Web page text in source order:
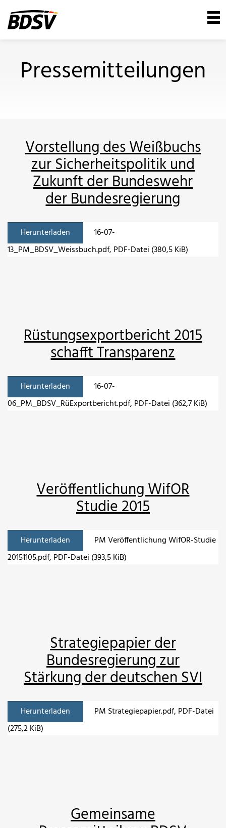
Pressemitteilungen
Vorstellung des Weißbuchs
zur Sicherheitspolitik und
Zukunft der Bundeswehr
der Bundesregierung
Herunterladen
16-07-
13_PM_BDSV_Weissbuch.pdf, PDF-Datei (380,5 KiB)
Rüstungsexportbericht 2015
schafft Transparenz
Herunterladen
16-07-
06_PM_BDSV_RüExportbericht.pdf, PDF-Datei (362,7 KiB)
Veröffentlichung WifOR
Studie 2015
Herunterladen
PM Veröffentlichung WifOR-Studie
20151105.pdf, PDF-Datei (393,5 KiB)
Strategiepapier der
Bundesregierung zur
Stärkung der deutschen SVI
Herunterladen PM Strategiepapier.pdf, PDF-Datei
(275,2 KiB)
Gemeinsame